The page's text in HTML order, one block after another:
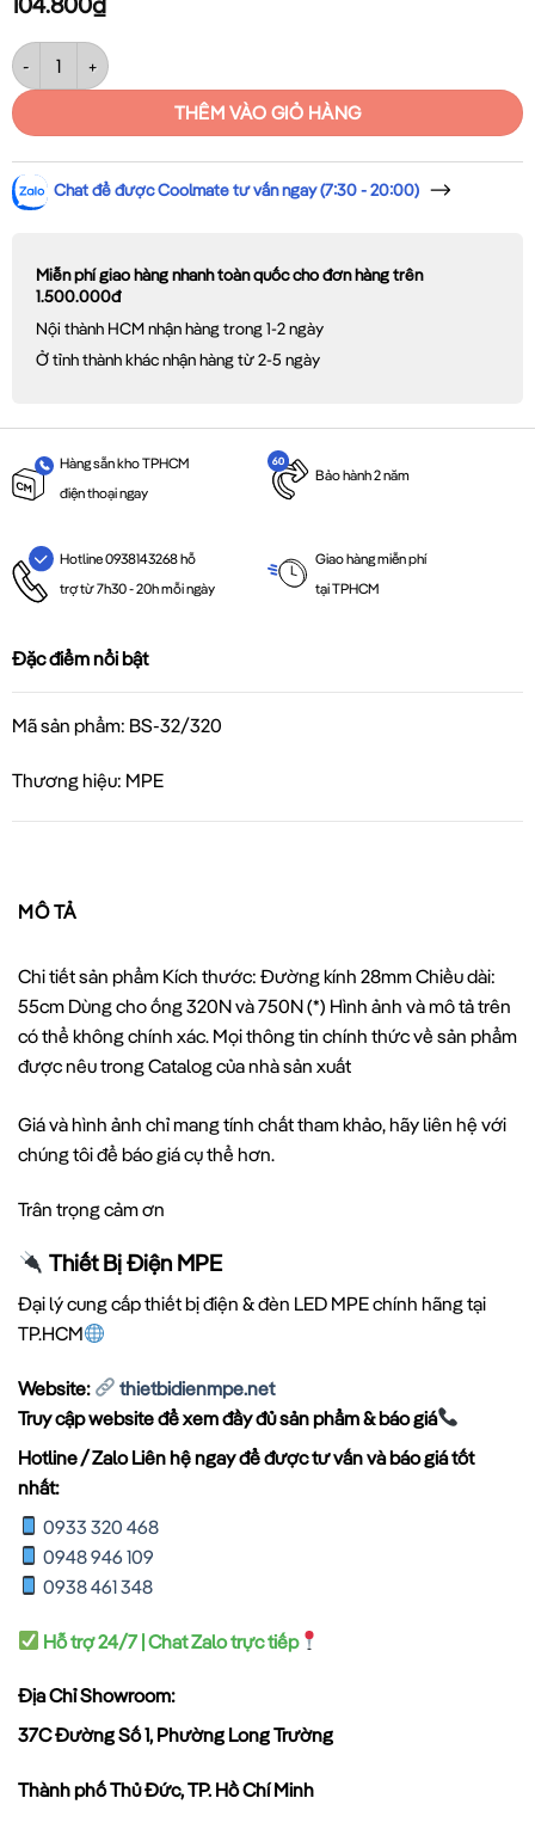
Lò xo uốn ống Ø32 MPE BS-32/320 số lượng
THÊM VÀO GIỎ HÀNG
Chat để được Coolmate tư vấn ngay (7:30 - 20:00)
Miễn phí giao hàng nhanh toàn quốc cho đơn hàng trên
1.500.000đ
Nội thành HCM nhận hàng trong 1-2 ngày
Ở tỉnh thành khác nhận hàng từ 2-5 ngày
Hàng sẵn kho TPHCM
điện thoại ngay
Bảo hành 2 năm
Hotline 0938143268 hỗ
trợ từ 7h30 - 20h mỗi ngày
Giao hàng miễn phí
tại TPHCM
Đặc điểm nổi bật
Mã sản phẩm: BS-32/320
Thương hiệu: MPE
MÔ TẢ
Chi tiết sản phẩm Kích thước: Đường kính 28mm Chiều dài:
55cm Dùng cho ống 320N và 750N (*) Hình ảnh và mô tả trên
có thể không chính xác. Mọi thông tin chính thức về sản phẩm
được nêu trong Catalog của nhà sản xuất
Giá và hình ảnh chỉ mang tính chất tham khảo, hãy liên hệ với
chúng tôi để báo giá cụ thể hơn.
Trân trọng cảm ơn
Thiết Bị Điện MPE
Đại lý cung cấp thiết bị điện & đèn LED MPE chính hãng tại
TP.HCM
Website:
thietbidienmpe.net
Truy cập website để xem đầy đủ sản phẩm & báo giá
Hotline / Zalo Liên hệ ngay để được tư vấn và báo giá tốt
nhất:
0933 320 468
0948 946 109
0938 461 348
Hỗ trợ 24/7 | Chat Zalo trực tiếp
Địa Chỉ Showroom:
37C Đường Số 1, Phường Long Trường
Thành phố Thủ Đức, TP. Hồ Chí Minh